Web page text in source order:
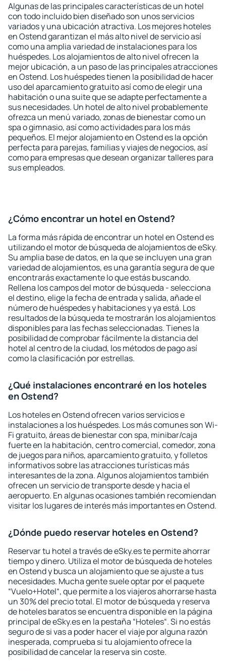
Algunas de las principales características de un hotel
con todo incluido bien diseñado son unos servicios
variados y una ubicación atractiva. Los mejores hoteles
en Ostend garantizan el más alto nivel de servicio así
como una amplia variedad de instalaciones para los
huéspedes. Los alojamientos de alto nivel ofrecen la
mejor ubicación, a un paso de las principales atracciones
en Ostend. Los huéspedes tienen la posibilidad de hacer
uso del aparcamiento gratuito así como de elegir una
habitación o una suite que se adapte perfectamente a
sus necesidades. Un hotel de alto nivel probablemente
ofrezca un menú variado, zonas de bienestar como un
spa o gimnasio, así como actividades para los más
pequeños. El mejor alojamiento en Ostend es la opción
perfecta para parejas, familias y viajes de negocios, así
como para empresas que desean organizar talleres para
sus empleados.
¿Cómo encontrar un hotel en Ostend?
La forma más rápida de encontrar un hotel en Ostend es
utilizando el motor de búsqueda de alojamientos de eSky.
Su amplia base de datos, en la que se incluyen una gran
variedad de alojamientos, es una garantía segura de que
encontrarás exactamente lo que estás buscando.
Rellena los campos del motor de búsqueda - selecciona
el destino, elige la fecha de entrada y salida, añade el
número de huéspedes y habitaciones y ya está. Los
resultados de la búsqueda te mostrarán los alojamientos
disponibles para las fechas seleccionadas. Tienes la
posibilidad de comprobar fácilmente la distancia del
hotel al centro de la ciudad, los métodos de pago así
como la clasificación por estrellas.
¿Qué instalaciones encontraré en los hoteles
en Ostend?
Los hoteles en Ostend ofrecen varios servicios e
instalaciones a los huéspedes. Los más comunes son Wi-
Fi gratuito, áreas de bienestar con spa, minibar/caja
fuerte en la habitación, centro comercial, comedor, zona
de juegos para niños, aparcamiento gratuito, y folletos
informativos sobre las atracciones turísticas más
interesantes de la zona. Algunos alojamientos también
ofrecen un servicio de transporte desde y hacia el
aeropuerto. En algunas ocasiones también recomiendan
visitar los lugares de interés más importantes en Ostend.
¿Dónde puedo reservar hoteles en Ostend?
Reservar tu hotel a través de eSky.es te permite ahorrar
tiempo y dinero. Utiliza el motor de búsqueda de hoteles
en Ostend y busca un alojamiento que se ajuste a tus
necesidades. Mucha gente suele optar por el paquete
“Vuelo+Hotel“, que permite a los viajeros ahorrarse hasta
un 30% del precio total. El motor de búsqueda y reserva
de hoteles baratos se encuentra disponible en la página
principal de eSky.es en la pestaña “Hoteles“. Si no estás
seguro de si vas a poder hacer el viaje por alguna razón
inesperada, comprueba si tu alojamiento ofrece la
posibilidad de cancelar la reserva sin coste.